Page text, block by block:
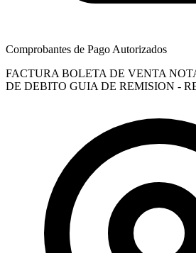
Comprobantes de Pago Autorizados
FACTURA BOLETA DE VENTA
DE DEBITO GUIA DE REMISION -